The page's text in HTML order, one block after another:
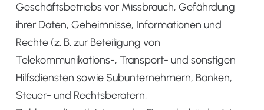
Geschäftsbetriebs vor Missbrauch, Gefährdung
ihrer Daten, Geheimnisse, Informationen und
Rechte (z. B. zur Beteiligung von
Telekommunikations-, Transport- und sonstigen
Hilfsdiensten sowie Subunternehmern, Banken,
Steuer- und Rechtsberatern,